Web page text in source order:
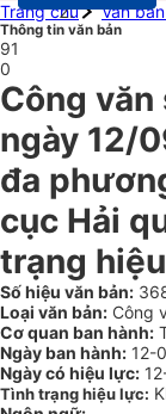
Trang chủ
Văn
Thông tin văn bản
91
0
Công văn
ngày 12/
đa
cục Hải
trạng
Số hiệu văn bản:
Loại văn bản: Công
Cơ quan ban hành:
Ngày ban hành: 12-
Ngày có hiệu lực:
Tình trạng hiệu lực: